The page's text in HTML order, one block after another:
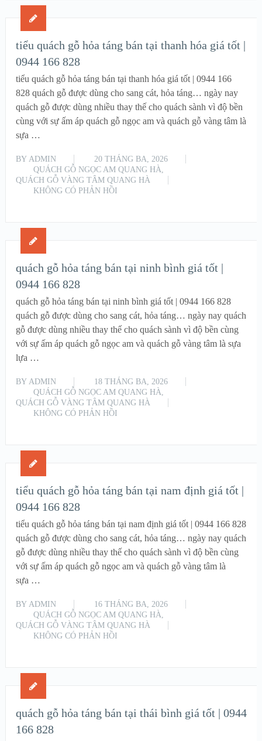
tiểu quách gỗ hỏa táng bán tại thanh hóa giá tốt |
0944 166 828
tiểu quách gỗ hỏa táng bán tại thanh hóa giá tốt | 0944 166
828 quách gỗ được dùng cho sang cát, hỏa táng… ngày nay
quách gỗ được dùng nhiều thay thế cho quách sành vì độ bền
cùng với sự ấm áp quách gỗ ngọc am và quách gỗ vàng tâm là
sựa …
BY ADMIN
20 THÁNG BA, 2026
QUÁCH GỖ NGỌC AM QUANG HÀ,
QUÁCH GỖ VÀNG TÂM QUANG HÀ
KHÔNG CÓ PHẢN HỒI
quách gỗ hỏa táng bán tại ninh bình giá tốt |
0944 166 828
quách gỗ hỏa táng bán tại ninh bình giá tốt | 0944 166 828
quách gỗ được dùng cho sang cát, hỏa táng… ngày nay quách
gỗ được dùng nhiều thay thế cho quách sành vì độ bền cùng
với sự ấm áp quách gỗ ngọc am và quách gỗ vàng tâm là sựa
lựa …
BY ADMIN
18 THÁNG BA, 2026
QUÁCH GỖ NGỌC AM QUANG HÀ,
QUÁCH GỖ VÀNG TÂM QUANG HÀ
KHÔNG CÓ PHẢN HỒI
tiểu quách gỗ hỏa táng bán tại nam định giá tốt |
0944 166 828
tiểu quách gỗ hỏa táng bán tại nam định giá tốt | 0944 166 828
quách gỗ được dùng cho sang cát, hỏa táng… ngày nay quách
gỗ được dùng nhiều thay thế cho quách sành vì độ bền cùng
với sự ấm áp quách gỗ ngọc am và quách gỗ vàng tâm là
sựa …
BY ADMIN
16 THÁNG BA, 2026
QUÁCH GỖ NGỌC AM QUANG HÀ,
QUÁCH GỖ VÀNG TÂM QUANG HÀ
KHÔNG CÓ PHẢN HỒI
quách gỗ hỏa táng bán tại thái bình giá tốt | 0944
166 828